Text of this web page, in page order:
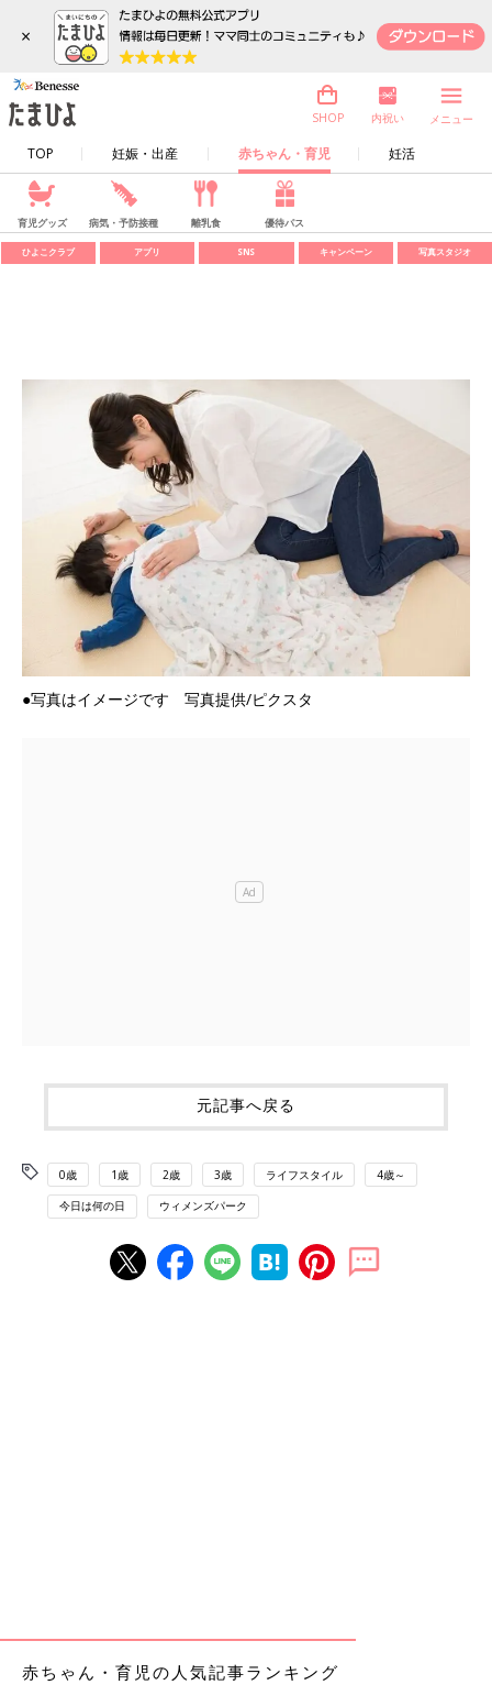
×
TOP 妊娠・出産 赤ちゃん・育児 妊活
SHOP 内祝い メニュー
育児グッズ 病気・予防接種 離乳食 優待パス
ひよこクラブ アプリ SNS キャンペーン 写真スタジオ
●写真はイメージです 写真提供/ピクスタ
元記事へ戻る
0歳 1歳 2歳 3歳 ライフスタイル 4歳～
今日は何の日 ウィメンズパーク
赤ちゃん・育児の人気記事ランキング